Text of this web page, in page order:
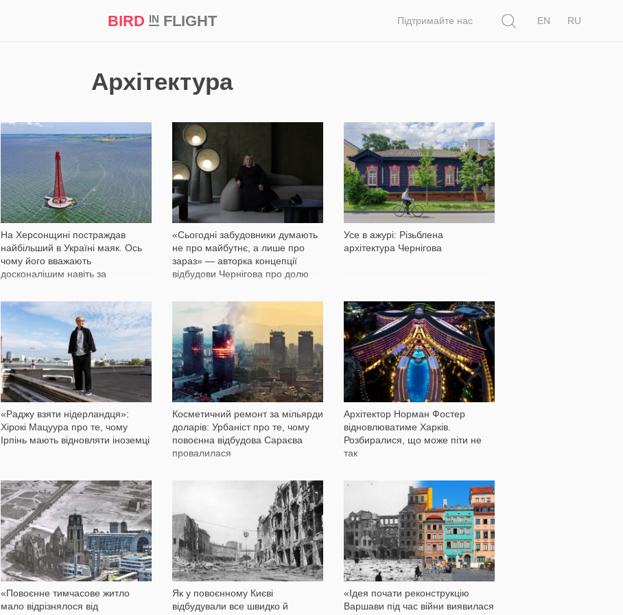
BIRD INFLIGHT Підтримайте нас
EN
RU
Архітектура
На Херсонщині постраждав
найбільший в Україні маяк. Ось
чому його вважають
досконалішим навіть за
3 404
«Сьогодні забудовники думають
не про майбутнє, а лише про
зараз» — авторка концепції
відбудови Чернігова про долю
3 706
Усе в ажурі: Різьблена
архітектура Чернігова
4 802
«Раджу взяти нідерландця»:
Хірокі Мацуура про те, чому
Ірпінь мають відновляти іноземці
28 558
Косметичний ремонт за мільярди
доларів: Урбаніст про те, чому
повоєнна відбудова Сараєва
провалилася
40 370
Архітектор Норман Фостер
відновлюватиме Харків.
Розбиралися, що може піти не
так
2 813
«Повоєнне тимчасове житло
мало відрізнялося від
36 275
Як у повоєнному Києві
відбудували все швидко й
«Ідея почати реконструкцію
Варшави під час війни виявилася